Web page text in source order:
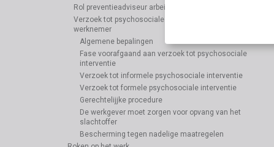
Rol preventieadviseur arbeidsarts
Verzoek tot psychosociale interventie door de
werknemer
Algemene bepalingen
Fase voorafgaand aan verzoek tot psychosociale
interventie
Verzoek tot informele psychosociale interventie
Verzoek tot formele psychosociale interventie
Gerechtelijjke procedure
De werkgever moet zorgen voor opvang van het
slachtoffer
Bescherming tegen nadelige maatregelen